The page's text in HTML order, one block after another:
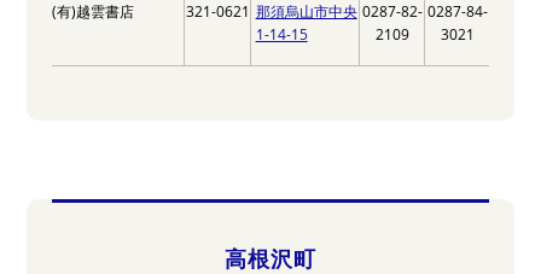
(有)越雲書店 321-0621 那須烏山市中央
1-14-15
0287-82-
2109
0287-84-
3021
高根沢町